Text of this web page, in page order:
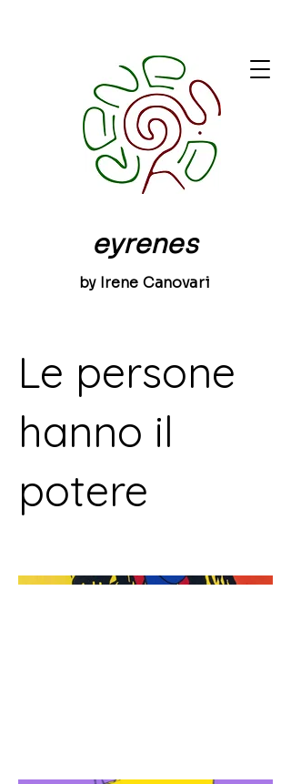
eyrenes
by Irene Canovari
Le persone
hanno il
potere